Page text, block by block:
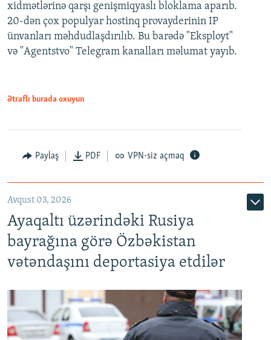
xidmətlərinə qarşı genişmiqyaslı bloklama aparıb.
20-dən çox populyar hostinq provayderinin IP
ünvanları məhdudlaşdırılıb. Bu barədə "Eksployt"
və "Agentstvo" Telegram kanalları məlumat yayıb.
Ətraflı burada oxuyun
Paylaş PDF VPN-siz açmaq
Avqust 03, 2026
Ayaqaltı üzərindəki Rusiya
bayrağına görə Özbəkistan
vətəndaşını deportasiya etdilər